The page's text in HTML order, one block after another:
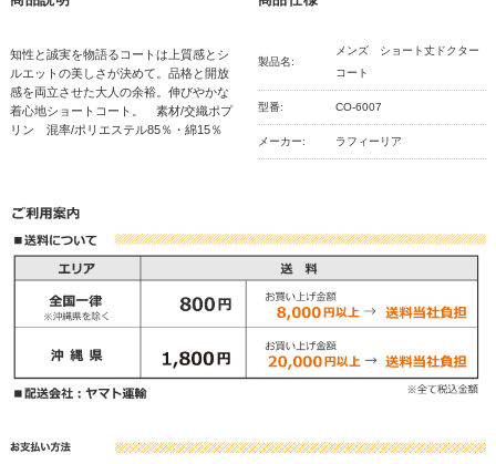
知性と誠実を物語るコートは上質感とシ
ルエットの美しさが決めて。品格と開放
感を両立させた大人の余裕。伸びやかな
着心地ショートコート。 素材/交織ポプ
リン 混率/ポリエステル85％・綿15％
製品名:
メンズ ショート丈ドクター
コート
型番: CO-6007
メーカー: ラフィーリア